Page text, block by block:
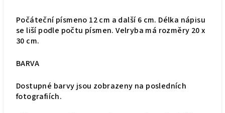
Počáteční písmeno 12 cm a další 6 cm. Délka nápisu
se liší podle počtu písmen. Velryba má rozměry 20 x
30 cm.
BARVA
Dostupné barvy jsou zobrazeny na posledních
fotografiích.